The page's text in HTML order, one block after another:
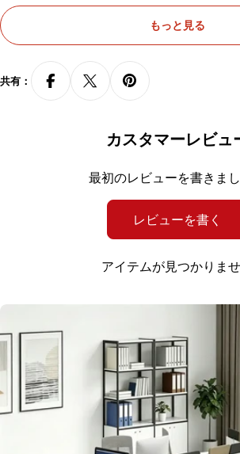
もっと見る
共有：
カスタマーレビュ
最初のレビューを書きま
レビューを書く
アイテムが見つかりま